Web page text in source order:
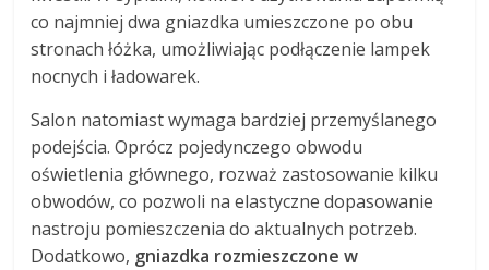
co najmniej dwa gniazdka umieszczone po obu
stronach łóżka, umożliwiając podłączenie lampek
nocnych i ładowarek.
Salon natomiast wymaga bardziej przemyślanego
podejścia. Oprócz pojedynczego obwodu
oświetlenia głównego, rozważ zastosowanie kilku
obwodów, co pozwoli na elastyczne dopasowanie
nastroju pomieszczenia do aktualnych potrzeb.
Dodatkowo, gniazdka rozmieszczone w